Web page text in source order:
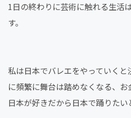
1日の終わりに芸術に触れる生活
す。
私は日本でバレエをやっていくと
に頻繁に舞台は踏めなくなる、
日本が好きだから日本で踊りたい